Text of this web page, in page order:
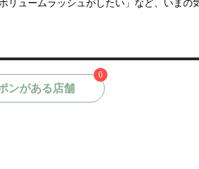
リュームラッシュがしたい」など、いまの
ンがある店舗
0